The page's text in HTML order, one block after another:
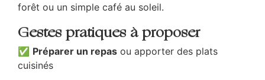
forêt ou un simple café au soleil.
Gestes pratiques à proposer
✅ Préparer un repas ou apporter des plats
cuisinés